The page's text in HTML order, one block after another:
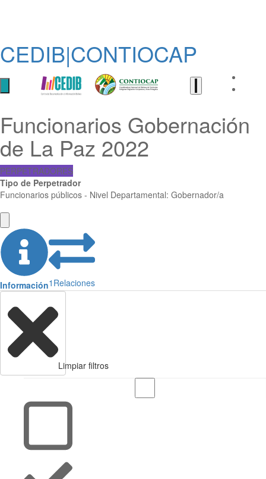
CEDIB|CONTIOCAP
Funcionarios Gobernación
de La Paz 2022
PERPETRADORES
Tipo de Perpetrador
Funcionarios públicos - Nivel Departamental: Gobernador/a
Información1 Relaciones
Limpiar filtros